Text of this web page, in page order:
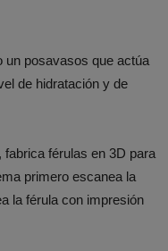
un posavasos que actúa
de hidratación y de
fabrica férulas en 3D para
primero escanea la
la férula con impresión